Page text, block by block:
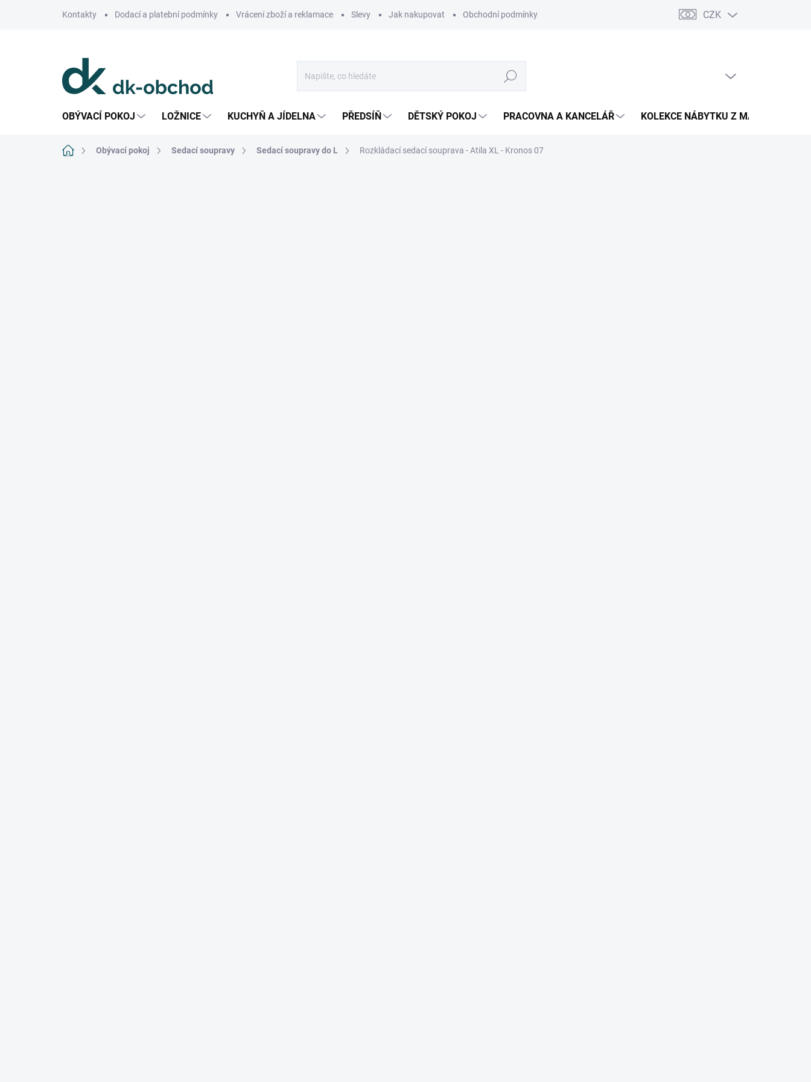
Kontakty Dodací a platební podmínky Vrácení zboží a reklamace Slevy Jak nakupovat Obchodní podmínky Podmínky ochrany osobních údajů Pojištění zásilky
CZK
Hledat
OBÝVACÍ POKOJ LOŽNICE KUCHYŇ A JÍDELNA PŘEDSÍŇ DĚTSKÝ POKOJ PRACOVNA A KANCELÁŘ KOLEKCE NÁBYTKU Z MASIVU
Domů Obývací pokoj Sedací soupravy Sedací soupravy do L Rozkládací sedací souprava - Atila XL - Kronos 07